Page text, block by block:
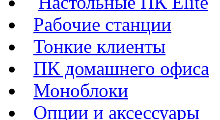
Рабочие станции
Тонкие клиенты
ПК домашнего офиса
Моноблоки
Опции и аксессуары